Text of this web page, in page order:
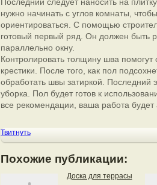
нужно начинать с углов комнаты,
ориентироваться. С помощью
готовый первый ряд. Он должен быть
параллельно окну.
Контролировать толщину шва
крестики. После того, как пол
обработать швы затиркой. Последний
уборка. Пол будет готов к
все рекомендации, ваша работа будет
Твитнуть
Похожие публикации:
Доска для террасы